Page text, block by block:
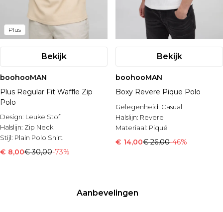
Plus
Bekijk
boohooMAN
Plus Regular Fit Waffle Zip
Polo
Design: Leuke Stof
Halslijn: Zip Neck
Stijl: Plain Polo Shirt
€ 8,00€ 30,00-73%
Bekijk
boohooMAN
Boxy Revere Pique Polo
Gelegenheid: Casual
Halslijn: Revere
Materiaal: Piqué
€ 14,00€ 26,00-46%
Aanbevelingen